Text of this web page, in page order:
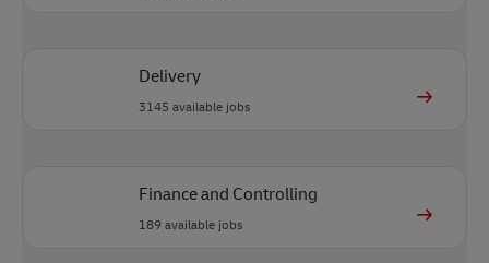
Delivery
3145 available jobs
Finance and Controlling
189available jobs